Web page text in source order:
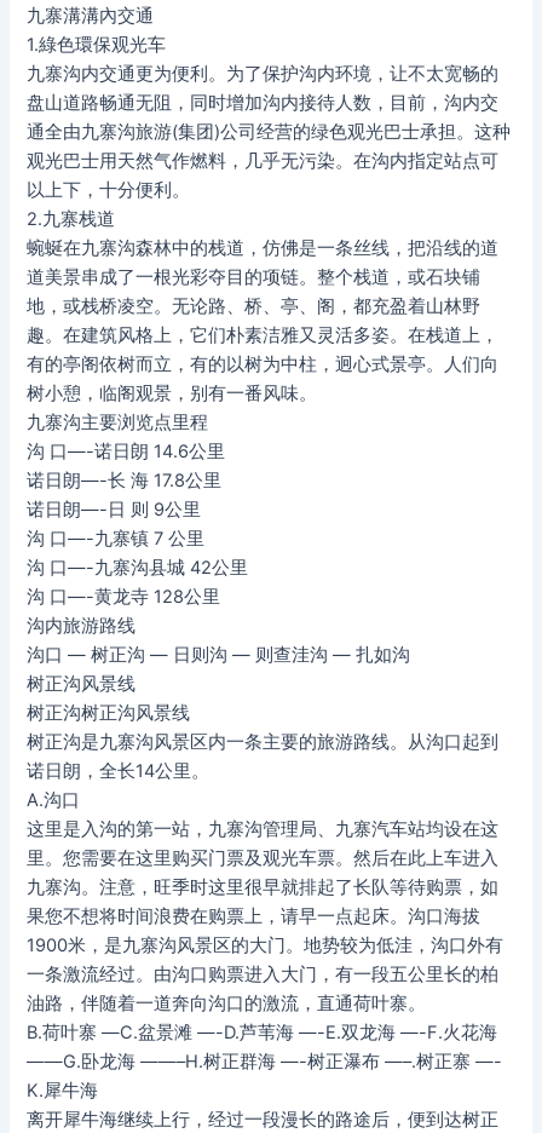
九寨溝溝內交通
1.綠色環保观光车
九寨沟内交通更为便利。为了保护沟内环境，让不太宽畅的
盘山道路畅通无阻，同时增加沟内接待人数，目前，沟内交
通全由九寨沟旅游(集团)公司经营的绿色观光巴士承担。这种
观光巴士用天然气作燃料，几乎无污染。在沟内指定站点可
以上下，十分便利。
2.九寨栈道
蜿蜒在九寨沟森林中的栈道，仿佛是一条丝线，把沿线的道
道美景串成了一根光彩夺目的项链。整个栈道，或石块铺
地，或栈桥凌空。无论路、桥、亭、阁，都充盈着山林野
趣。在建筑风格上，它们朴素洁雅又灵活多姿。在栈道上，
有的亭阁依树而立，有的以树为中柱，迥心式景亭。人们向
树小憩，临阁观景，别有一番风味。
九寨沟主要浏览点里程
沟 口—-诺日朗 14.6公里
诺日朗—-长 海 17.8公里
诺日朗—-日 则 9公里
沟 口—-九寨镇 7 公里
沟 口—-九寨沟县城 42公里
沟 口—-黄龙寺 128公里
沟内旅游路线
沟口 — 树正沟 — 日则沟 — 则查洼沟 — 扎如沟
树正沟风景线
树正沟树正沟风景线
树正沟是九寨沟风景区内一条主要的旅游路线。从沟口起到
诺日朗，全长14公里。
A.沟口
这里是入沟的第一站，九寨沟管理局、九寨汽车站均设在这
里。您需要在这里购买门票及观光车票。然后在此上车进入
九寨沟。注意，旺季时这里很早就排起了长队等待购票，如
果您不想将时间浪费在购票上，请早一点起床。沟口海拔
1900米，是九寨沟风景区的大门。地势较为低洼，沟口外有
一条激流经过。由沟口购票进入大门，有一段五公里长的柏
油路，伴随着一道奔向沟口的激流，直通荷叶寨。
B.荷叶寨 —C.盆景滩 —-D.芦苇海 —-E.双龙海 —-F.火花海
——G.卧龙海 ——–H.树正群海 —-树正瀑布 —–.树正寨 —-
K.犀牛海
离开犀牛海继续上行，经过一段漫长的路途后，便到达树正